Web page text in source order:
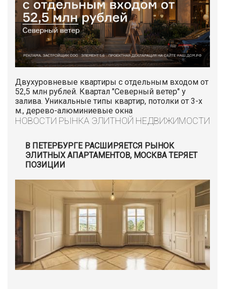
Двухуровневые квартиры с отдельным входом от
52,5 млн рублей. Квартал "Северный ветер" у
залива. Уникальные типы квартир, потолки от 3-х
м., дерево-алюминиевые окна
НОВОСТИ РЫНКА ЭЛИТНОЙ НЕДВИЖИМОСТИ
В ПЕТЕРБУРГЕ РАСШИРЯЕТСЯ РЫНОК
ЭЛИТНЫХ АПАРТАМЕНТОВ, МОСКВА ТЕРЯЕТ
ПОЗИЦИИ